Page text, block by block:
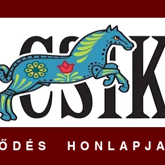
HONLAPJA